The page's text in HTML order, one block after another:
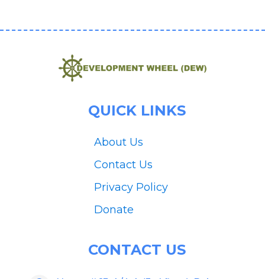
QUICK LINKS
About Us
Contact Us
Privacy Policy
Donate
CONTACT US